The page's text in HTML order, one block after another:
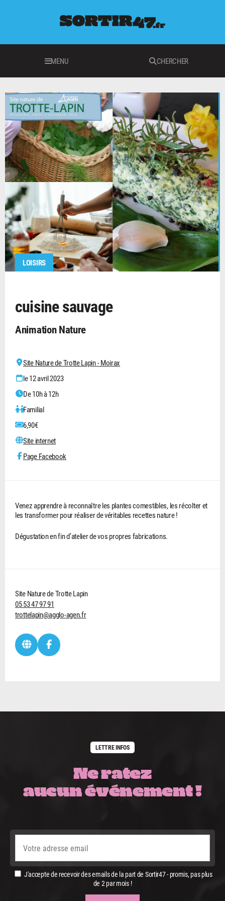
MENU CHERCHER
LOISIRS
cuisine sauvage
Animation Nature
Site Nature de Trotte Lapin - Moirax
le 12 avril 2023
De 10h à 12h
Familial
6,90€
Site internet
Page Facebook
Venez apprendre à reconnaître les plantes comestibles, les récolter et
les transformer pour réaliser de véritables recettes nature !
Dégustation en fin d’atelier de vos propres fabrications.
Site Nature de Trotte Lapin
05 53 47 97 91
trottelapin@agglo-agen.fr
LETTRE INFOS
Ne ratez
aucun événement !
J'accepte de recevoir des emails de la part de Sortir47 - promis, pas plus
de 2 par mois !